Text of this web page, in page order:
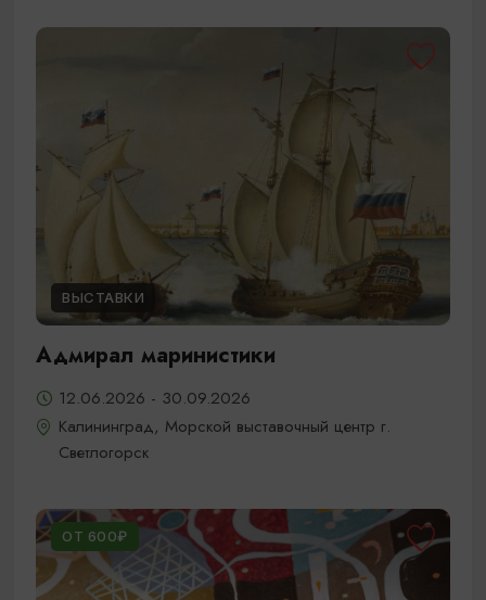
ВЫСТАВКИ
Адмирал маринистики
12.06.2026 - 30.09.2026
Калининград, Морской выставочный центр г.
Светлогорск
ОТ 600₽